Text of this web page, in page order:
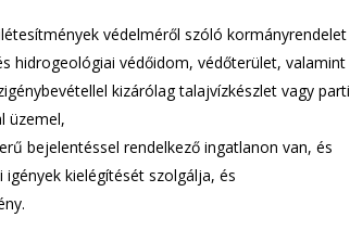
védelméről szóló kormányrendelet
hidrogeológiai védőidom, védőterület, valamint
kizárólag talajvízkészlet vagy parti
üzemel,
bejelentéssel rendelkező ingatlanon van, és
kielégítését szolgálja, és